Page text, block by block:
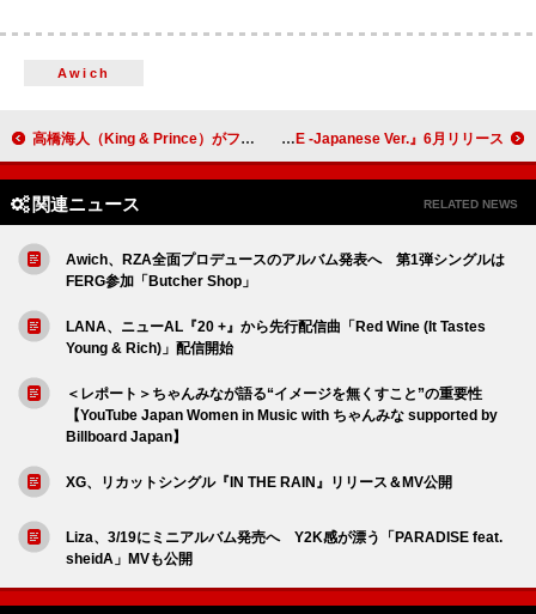
Awich
高橋海人（King & Prince）がファブリックルームを訪問、エトロの世界を紐解く動画公開 STAYC、日本ダブルAサイドシングル『Lover, Killer / BEBE -Japanese Ver.』6月リリース
関連ニュース RELATED NEWS
Awich、RZA全面プロデュースのアルバム発表へ 第1弾シングルは
FERG参加「Butcher Shop」
LANA、ニューAL『20 +』から先行配信曲「Red Wine (It Tastes
Young & Rich)」配信開始
＜レポート＞ちゃんみなが語る“イメージを無くすこと”の重要性
【YouTube Japan Women in Music with ちゃんみな supported by
Billboard Japan】
XG、リカットシングル『IN THE RAIN』リリース＆MV公開
Liza、3/19にミニアルバム発売へ Y2K感が漂う「PARADISE feat.
sheidA」MVも公開